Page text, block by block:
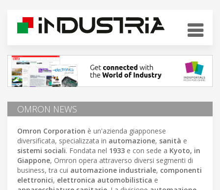
OMRON NEWS
Omron Corporation è un'azienda giapponese
diversificata, specializzata in automazione, sanità e
sistemi sociali. Fondata nel 1933 e con sede a Kyoto, in
Giappone, Omron opera attraverso diversi segmenti di
business, tra cui automazione industriale, componenti
elettronici, elettronica automobilistica e